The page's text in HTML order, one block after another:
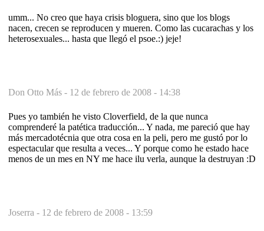
umm... No creo que haya crisis bloguera, sino que los blogs
nacen, crecen se reproducen y mueren. Como las cucarachas y los
heterosexuales... hasta que llegó el psoe.:) jeje!
Don Otto Más - 12 de febrero de 2008 - 14:38
Pues yo también he visto Cloverfield, de la que nunca
comprenderé la patética traducción... Y nada, me pareció que hay
más mercadotécnia que otra cosa en la peli, pero me gustó por lo
espectacular que resulta a veces... Y porque como he estado hace
menos de un mes en NY me hace ilu verla, aunque la destruyan :D
Joserra - 12 de febrero de 2008 - 13:59